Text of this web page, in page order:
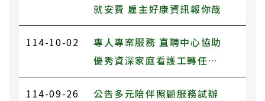
就安費 雇主好康資訊報你哉
114-10-02
專人專案服務 直聘中心協助
優秀資深家庭看護工轉任中
階技術人力
114-09-26
公告多元陪伴照顧服務試辦